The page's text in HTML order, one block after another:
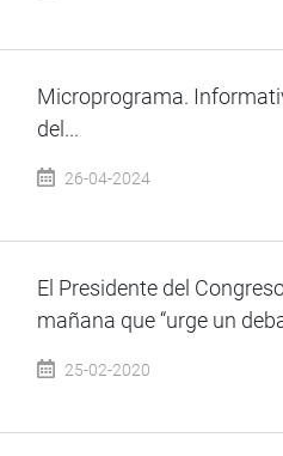
Microprograma.
del...
26-04-2024
El Presidente del
mañana que “urge un
25-02-2020